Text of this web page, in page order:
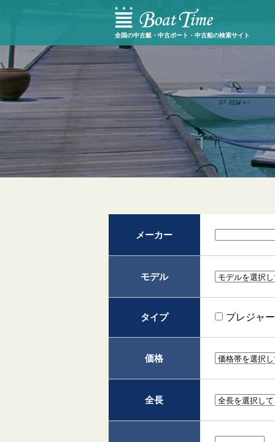
全国の中古艇・中古ボート・中古船の検索サイト
メーカー
モデル
タイプ プレジャ
価格
全長